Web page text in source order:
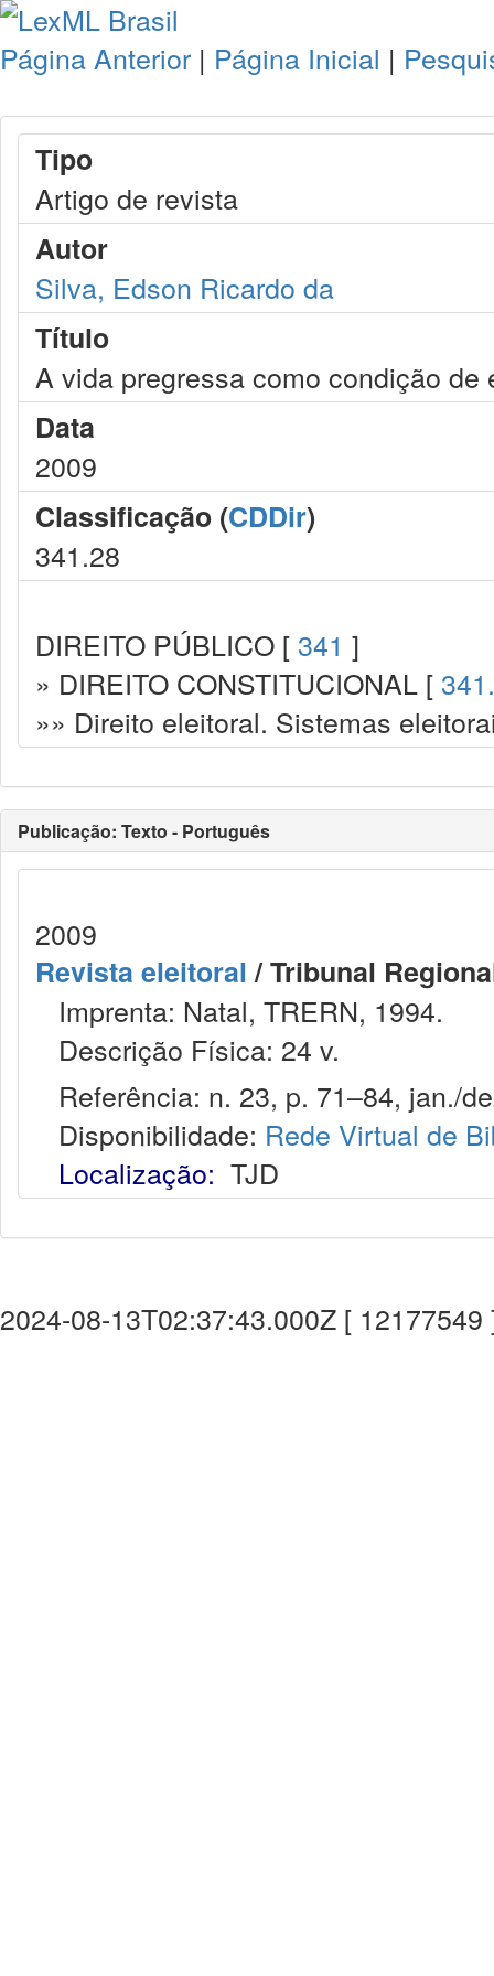
Página Anterior | Página Inicial |
Tipo
Artigo de revista
Autor
Silva, Edson Ricardo da
Título
A vida pregressa como condição de
Data
2009
Classificação (CDDir)
341.28
DIREITO PÚBLICO [ 341 ]
» DIREITO CONSTITUCIONAL [
»» Direito eleitoral. Sistemas
Publicação: Texto - Português
2009
Revista eleitoral/ Tribunal
Imprenta: Natal, TRERN, 1994.
Descrição Física: 24 v.
Referência: n. 23, p. 71–84, jan./
Disponibilidade: Rede Virtual de
Localização: TJD
2024-08-13T02:37:43.000Z [ 12177549